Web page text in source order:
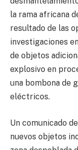
la rama africana
resultado de las
investigaciones
de objetos
explosivo en
una bombona de
eléctricos.
Un comunicado
nuevos objetos